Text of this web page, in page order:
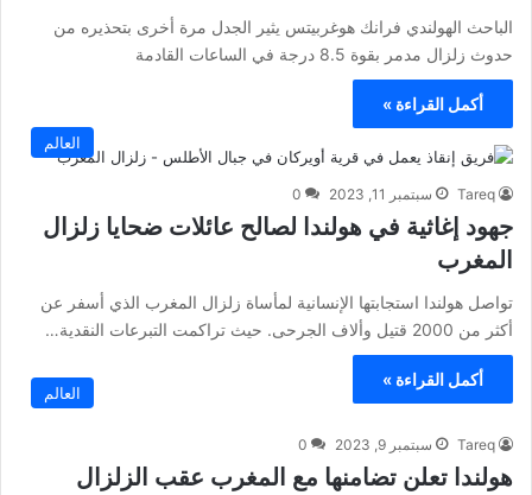
الباحث الهولندي فرانك هوغربيتس يثير الجدل مرة أخرى بتحذيره من
حدوث زلزال مدمر بقوة 8.5 درجة في الساعات القادمة
أكمل القراءة »
العالم
Tareq سبتمبر 11, 2023 0
جهود إغاثية في هولندا لصالح عائلات ضحايا زلزال
المغرب
تواصل هولندا استجابتها الإنسانية لمأساة زلزال المغرب الذي أسفر عن
أكثر من 2000 قتيل وألاف الجرحى. حيث تراكمت التبرعات النقدية…
أكمل القراءة »
العالم
Tareq سبتمبر 9, 2023 0
هولندا تعلن تضامنها مع المغرب عقب الزلزال